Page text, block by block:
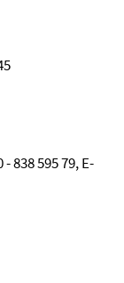
838 595 79, E-